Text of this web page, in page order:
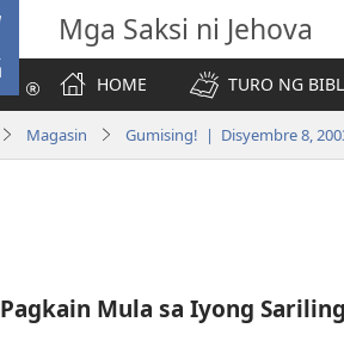
Mga Saksi ni Jehova
HOME
TURO NG
Magasin Gumising! | Disyembre 8,
Pagkain Mula sa Iyong